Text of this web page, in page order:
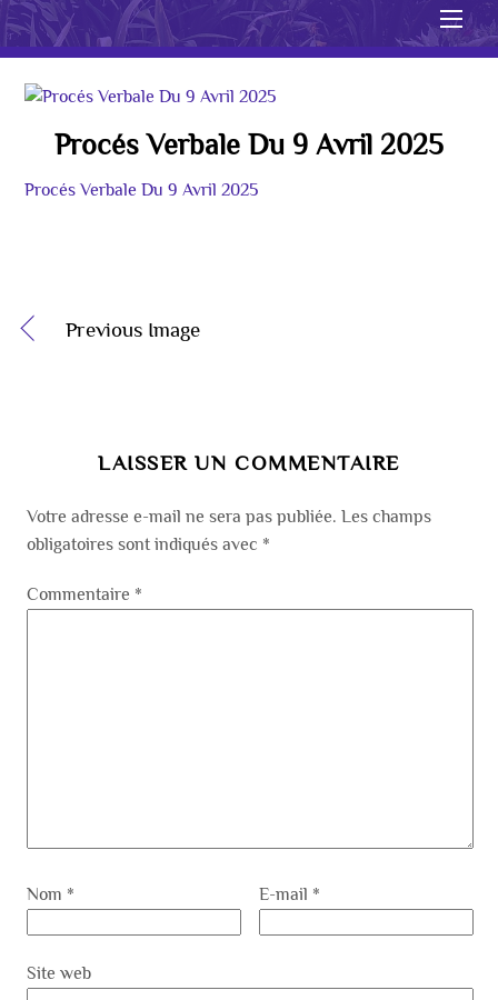
Procés Verbale Du 9 Avril 2025
Procés Verbale Du 9 Avril 2025
Previous Image
LAISSER UN COMMENTAIRE
Votre adresse e-mail ne sera pas publiée. Les champs
obligatoires sont indiqués avec *
Commentaire *
Nom * E-mail *
Site web